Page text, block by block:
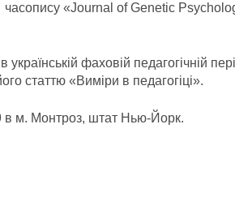
часопису «Journal of Genetic
українській фаховій педагогічній
статтю «Виміри в педагогіці».
в м. Монтроз, штат Нью-Йорк.